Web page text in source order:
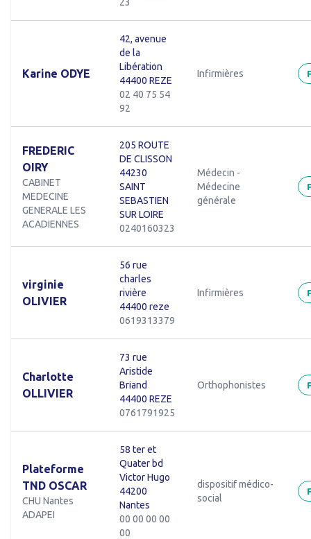
Karine ODYE
42, avenue
de la
Libération
44400 REZE
02 40 75 54
92
Infirmières
FREDERIC
OIRY
CABINET
MEDECINE
GENERALE LES
ACADIENNES
205 ROUTE
DE CLISSON
44230
SAINT
SEBASTIEN
SUR LOIRE
0240160323
Médecin -
Médecine
générale
virginie
OLIVIER
56 rue
charles
rivière
44400 reze
0619313379
Infirmières
Charlotte
OLLIVIER
73 rue
Aristide
Briand
44400 REZE
0761791925
Orthophonistes
Plateforme
TND OSCAR
CHU Nantes
ADAPEI
58 ter et
Quater bd
Victor Hugo
44200
Nantes
00 00 00 00
00
dispositif médico-
social